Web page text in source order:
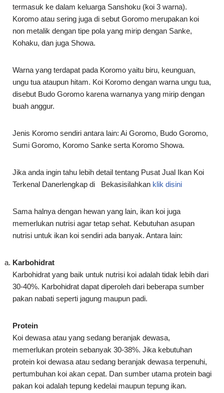
termasuk ke dalam keluarga Sanshoku (koi 3 warna).
Koromo atau sering juga di sebut Goromo merupakan koi
non metalik dengan tipe pola yang mirip dengan Sanke,
Kohaku, dan juga Showa.
Warna yang terdapat pada Koromo yaitu biru, keunguan,
ungu tua ataupun hitam. Koi Koromo dengan warna ungu tua,
disebut Budo Goromo karena warnanya yang mirip dengan
buah anggur.
Jenis Koromo sendiri antara lain: Ai Goromo, Budo Goromo,
Sumi Goromo, Koromo Sanke serta Koromo Showa.
Jika anda ingin tahu lebih detail tentang Pusat Jual Ikan Koi
Terkenal Danerlengkap di Bekasisilahkan klik disini
Sama halnya dengan hewan yang lain, ikan koi juga
memerlukan nutrisi agar tetap sehat. Kebutuhan asupan
nutrisi untuk ikan koi sendiri ada banyak. Antara lain:
Karbohidrat
Karbohidrat yang baik untuk nutrisi koi adalah tidak lebih dari
30-40%. Karbohidrat dapat diperoleh dari beberapa sumber
pakan nabati seperti jagung maupun padi.
Protein
Koi dewasa atau yang sedang beranjak dewasa,
memerlukan protein sebanyak 30-38%. Jika kebutuhan
protein koi dewasa atau sedang beranjak dewasa terpenuhi,
pertumbuhan koi akan cepat. Dan sumber utama protein bagi
pakan koi adalah tepung kedelai maupun tepung ikan.